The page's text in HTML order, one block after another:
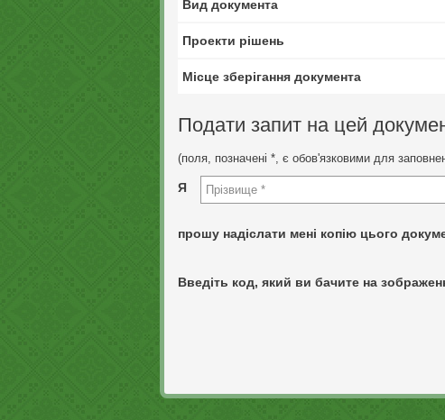
Вид документа
Проекти рішень
Місце зберігання документа
Подати запит на цей
(поля, позначені *, є обов'язковими для
Я
прошу надіслати мені копію цього
Введіть код, який ви бачите на